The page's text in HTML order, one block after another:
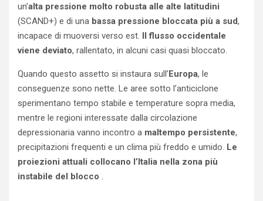
un’alta pressione molto robusta alle alte latitudini
(SCAND+) e di una bassa pressione bloccata più a sud,
incapace di muoversi verso est. Il flusso occidentale
viene deviato, rallentato, in alcuni casi quasi bloccato.
Quando questo assetto si instaura sull’Europa, le
conseguenze sono nette. Le aree sotto l’anticiclone
sperimentano tempo stabile e temperature sopra media,
mentre le regioni interessate dalla circolazione
depressionaria vanno incontro a maltempo persistente,
precipitazioni frequenti e un clima più freddo e umido. Le
proiezioni attuali collocano l’Italia nella zona più
instabile del blocco .